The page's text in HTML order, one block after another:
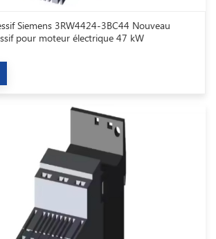
Siemens 3RW4424-3BC44 Nouveau
pour moteur électrique 47 kW